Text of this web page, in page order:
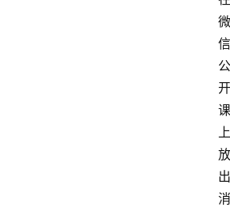
微
信
公
开
课
上
放
出
消